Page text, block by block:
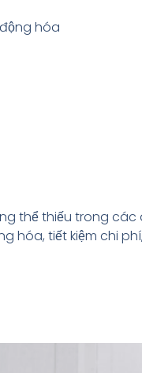
hóa
thể thiếu trong
hóa, tiết kiệm chi